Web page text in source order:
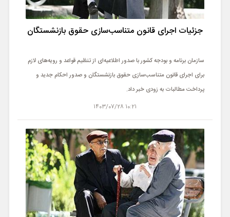
جزئیات اجرای قانون متناسب‌سازی حقوق بازنشستگان
سازمان برنامه و بودجه کشور با صدور اطلاعیه‌ای از تنظیم قواعد و رویه‌های لازم
برای اجرای قانون متناسب‌سازی حقوق بازنشستگان و صدور احکام جدید و
پرداخت مطالبات به‌ زودی خبر داد.
10:21 1403/07/28